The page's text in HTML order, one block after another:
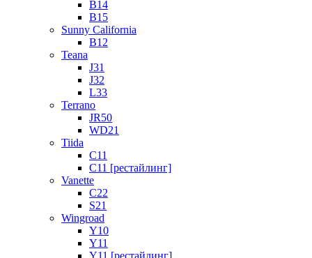
B14
B15
Sunny California
B12
Teana
J31
J32
L33
Terrano
JR50
WD21
Tiida
C11
C11 [рестайлинг]
Vanette
C22
S21
Wingroad
Y10
Y11
Y11 [рестайлинг]